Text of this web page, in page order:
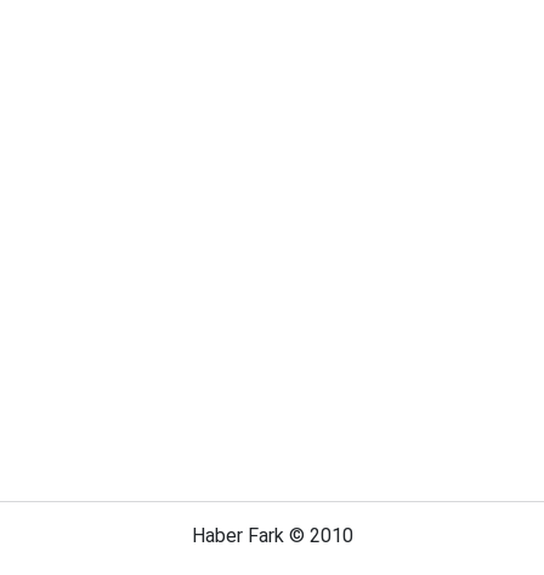
Haber Fark © 2010